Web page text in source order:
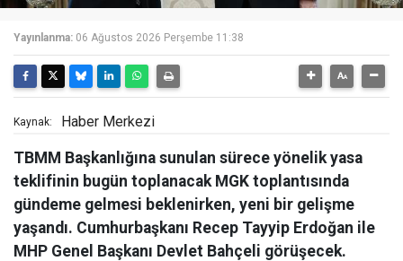
Yayınlanma: 06 Ağustos 2026 Perşembe 11:38
Kaynak: Haber Merkezi
TBMM Başkanlığına sunulan sürece yönelik yasa
teklifinin bugün toplanacak MGK toplantısında
gündeme gelmesi beklenirken, yeni bir gelişme
yaşandı. Cumhurbaşkanı Recep Tayyip Erdoğan ile
MHP Genel Başkanı Devlet Bahçeli görüşecek.